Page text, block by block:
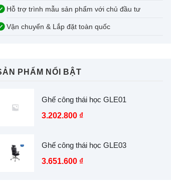
Hỗ trợ trình mẫu sản phẩm với chủ đầu tư
Vận chuyển & Lắp đặt toàn quốc
PHẨM NỔI BẬT
Ghế công thái học GLE01
3.202.800 ₫
Ghế công thái học GLE03
3.651.600 ₫